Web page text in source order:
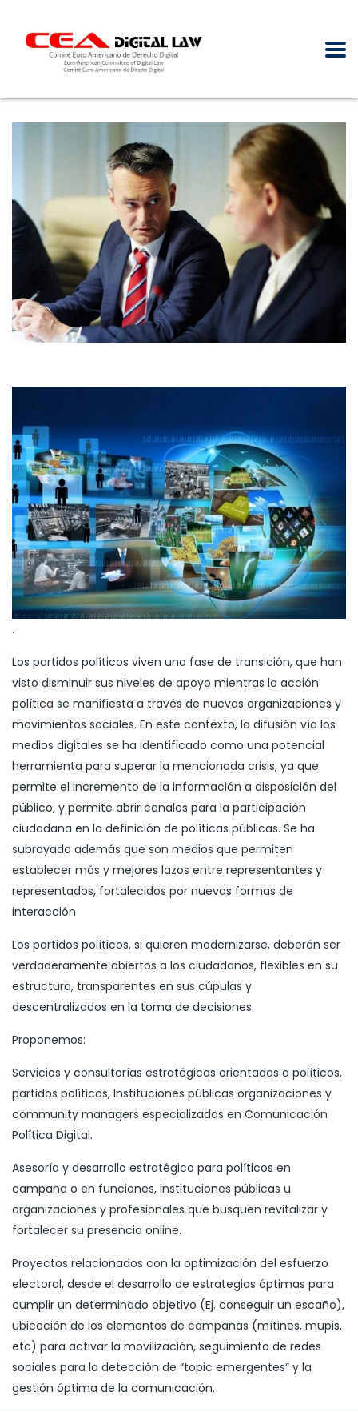
.
Los partidos políticos viven una fase de transición, que han
visto disminuir sus niveles de apoyo mientras la acción
política se manifiesta a través de nuevas organizaciones y
movimientos sociales. En este contexto, la difusión vía los
medios digitales se ha identificado como una potencial
herramienta para superar la mencionada crisis, ya que
permite el incremento de la información a disposición del
público, y permite abrir canales para la participación
ciudadana en la definición de políticas públicas. Se ha
subrayado además que son medios que permiten
establecer más y mejores lazos entre representantes y
representados, fortalecidos por nuevas formas de
interacción
Los partidos políticos, si quieren modernizarse, deberán ser
verdaderamente abiertos a los ciudadanos, flexibles en su
estructura, transparentes en sus cúpulas y
descentralizados en la toma de decisiones.
Proponemos:
Servicios y consultorías estratégicas orientadas a políticos,
partidos políticos, Instituciones públicas organizaciones y
community managers especializados en Comunicación
Política Digital.
Asesoría y desarrollo estratégico para políticos en
campaña o en funciones, instituciones públicas u
organizaciones y profesionales que busquen revitalizar y
fortalecer su presencia online.
Proyectos relacionados con la optimización del esfuerzo
electoral, desde el desarrollo de estrategias óptimas para
cumplir un determinado objetivo (Ej. conseguir un escaño),
ubicación de los elementos de campañas (mítines, mupis,
etc) para activar la movilización, seguimiento de redes
sociales para la detección de “topic emergentes” y la
gestión óptima de la comunicación.